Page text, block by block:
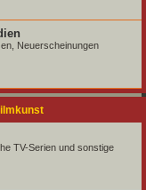
Neuerscheinungen
TV-Serien und sonstige